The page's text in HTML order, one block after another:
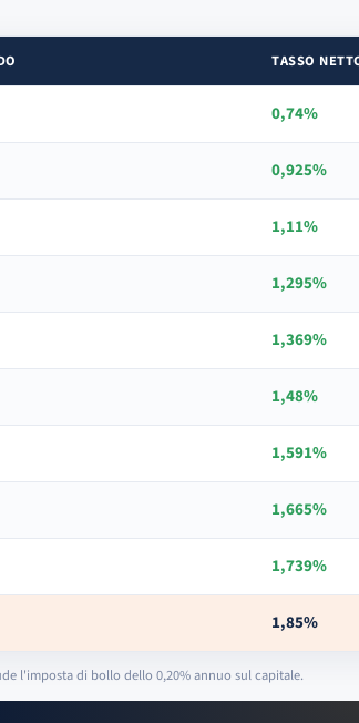
TASSO
0,74%
0,925%
1,11%
1,295%
1,369%
1,48%
1,591%
1,665%
1,739%
1,85%
l'imposta di bollo dello 0,20% annuo sul capitale.